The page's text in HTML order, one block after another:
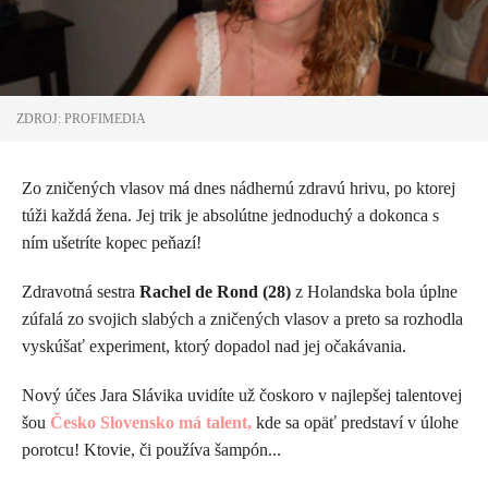
ZDROJ: PROFIMEDIA
Zo zničených vlasov má dnes nádhernú zdravú hrivu, po ktorej
túži každá žena. Jej trik je absolútne jednoduchý a dokonca s
ním ušetríte kopec peňazí!
Zdravotná sestra Rachel de Rond (28) z Holandska bola úplne
zúfalá zo svojich slabých a zničených vlasov a preto sa rozhodla
vyskúšať experiment, ktorý dopadol nad jej očakávania.
Nový účes Jara Slávika uvidíte už čoskoro v najlepšej talentovej
šou Česko Slovensko má talent, kde sa opäť predstaví v úlohe
porotcu! Ktovie, či používa šampón...